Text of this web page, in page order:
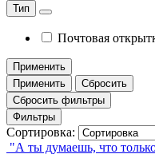
Тип
Почтовая
Применить
Применить
Сбросить
Сбросить фильтры
Фильтры
Сортировка:
"А ты думаешь, что